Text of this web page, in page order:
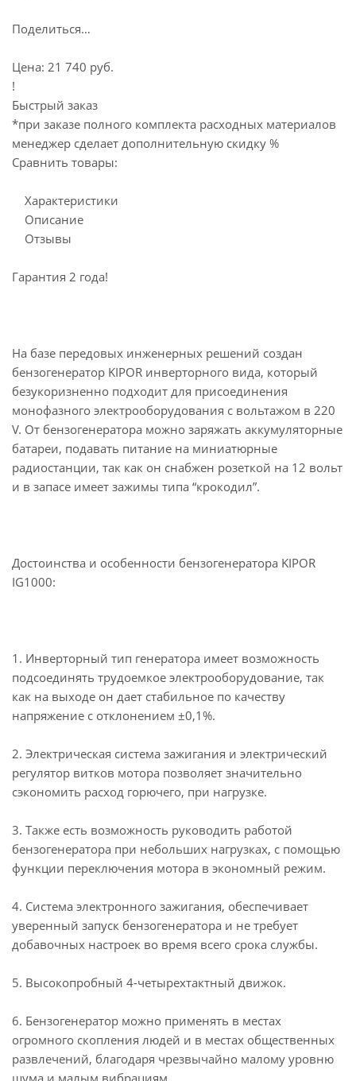
Поделиться…
Цена: 21 740 руб.
!
Быстрый заказ
*при заказе полного комплекта расходных материалов
менеджер сделает дополнительную скидку %
Сравнить товары:
Характеристики
Описание
Отзывы
Гарантия 2 года!
На базе передовых инженерных решений создан
бензогенератор KIPOR инверторного вида, который
безукоризненно подходит для присоединения
монофазного электрооборудования с вольтажом в 220
V. От бензогенератора можно заряжать аккумуляторные
батареи, подавать питание на миниатюрные
радиостанции, так как он снабжен розеткой на 12 вольт
и в запасе имеет зажимы типа “крокодил”.
Достоинства и особенности бензогенератора KIPOR
IG1000:
1. Инверторный тип генератора имеет возможность
подсоединять трудоемкое электрооборудование, так
как на выходе он дает стабильное по качеству
напряжение с отклонением ±0,1%.
2. Электрическая система зажигания и электрический
регулятор витков мотора позволяет значительно
сэкономить расход горючего, при нагрузке.
3. Также есть возможность руководить работой
бензогенератора при небольших нагрузках, с помощью
функции переключения мотора в экономный режим.
4. Система электронного зажигания, обеспечивает
уверенный запуск бензогенератора и не требует
добавочных настроек во время всего срока службы.
5. Высокопробный 4-четырехтактный движок.
6. Бензогенератор можно применять в местах
огромного скопления людей и в местах общественных
развлечений, благодаря чрезвычайно малому уровню
шума и малым вибрациям.